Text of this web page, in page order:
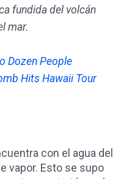
fundida del volcán
mar.
Dozen People
Hits Hawaii Tour
con el agua del
vapor. Esto se supo